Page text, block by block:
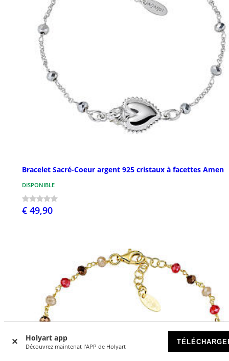
Holyart app
Découvrez maintenat l'APP de Holyart
Bracelet Sacré-Coeur argent 925 cristaux à facettes Amen
DISPONIBLE
€ 49,90